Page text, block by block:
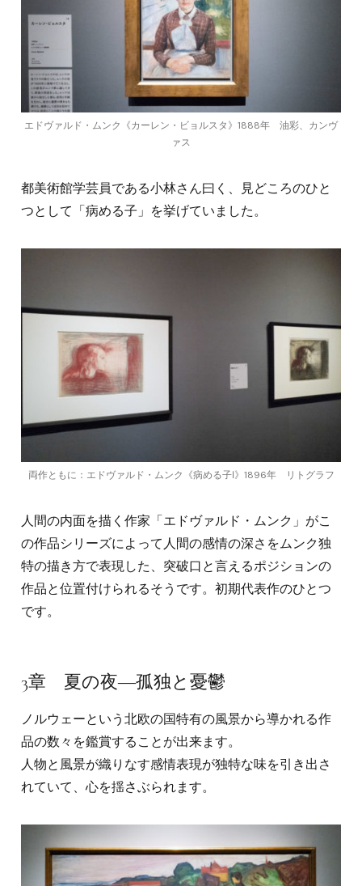
エドヴァルド・ムンク《カーレン・ビョルスタ》1888年 油彩、カンヴ
ァス
都美術館学芸員である小林さん曰く、見どころのひと
つとして「病める子」を挙げていました。
両作ともに：エドヴァルド・ムンク《病める子Ⅰ》1896年 リトグラフ
人間の内面を描く作家「エドヴァルド・ムンク」がこ
の作品シリーズによって人間の感情の深さをムンク独
特の描き方で表現した、突破口と言えるポジションの
作品と位置付けられるそうです。初期代表作のひとつ
です。
3章 夏の夜―孤独と憂鬱
ノルウェーという北欧の国特有の風景から導かれる作
品の数々を鑑賞することが出来ます。
人物と風景が織りなす感情表現が独特な味を引き出さ
れていて、心を揺さぶられます。